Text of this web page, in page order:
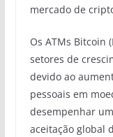
mercado de
Os ATMs Bitcoin
setores de
devido ao
pessoais em
desempenhar
aceitação global